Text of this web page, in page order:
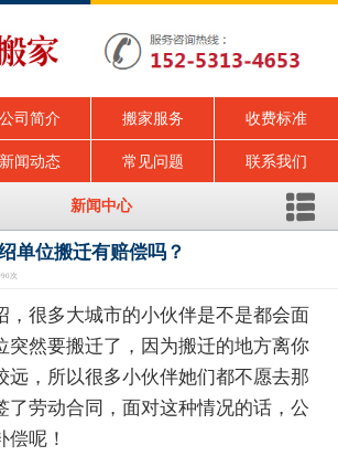
公司简介 搬家服务 收费标准
新闻动态 常见问题 联系我们
新闻中心
单位搬迁有赔偿吗？
次
，很多大城市的小伙伴是不是都会面
突然要搬迁了，因为搬迁的地方离你
远，所以很多小伙伴她们都不愿去那
了劳动合同，面对这种情况的话，公
呢！